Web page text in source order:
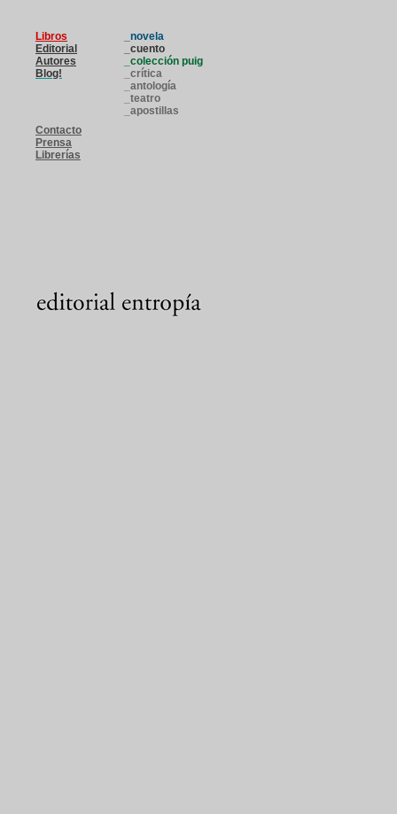
Libros
Editorial
Autores
Blog!
Contacto
Prensa
Librerías
_novela
_cuento
_colección puig
_crítica
_antología
_teatro
_apostillas